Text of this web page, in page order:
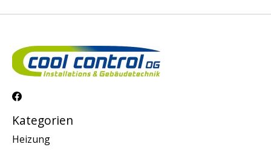
Kategorien
Heizung